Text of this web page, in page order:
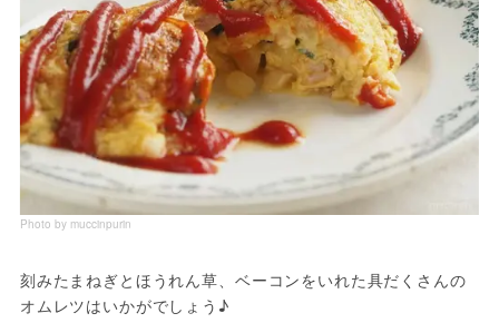
Photo by muccinpurin
刻みたまねぎとほうれん草、ベーコンをいれた具だくさんの
オムレツはいかがでしょう♪